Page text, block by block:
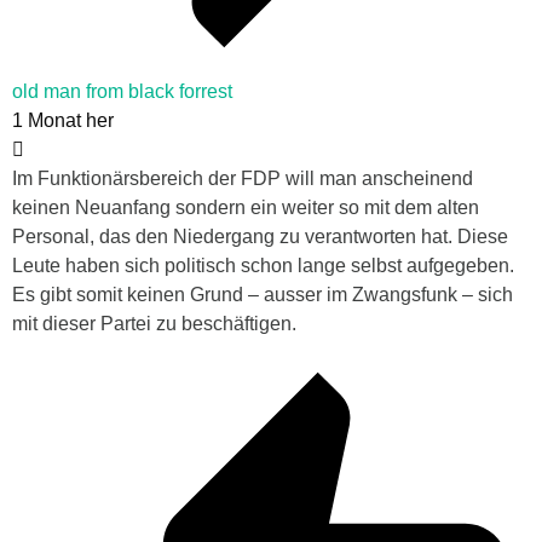
old man from black forrest
1 Monat her
Im Funktionärsbereich der FDP will man anscheinend
keinen Neuanfang sondern ein weiter so mit dem alten
Personal, das den Niedergang zu verantworten hat. Diese
Leute haben sich politisch schon lange selbst aufgegeben.
Es gibt somit keinen Grund – ausser im Zwangsfunk – sich
mit dieser Partei zu beschäftigen.